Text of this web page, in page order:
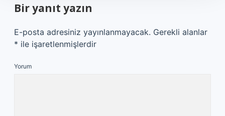
Bir yanıt yazın
E-posta adresiniz yayınlanmayacak. Gerekli alanlar
* ile işaretlenmişlerdir
Yorum